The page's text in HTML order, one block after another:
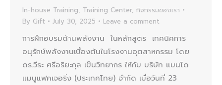
In-house Training, Training Center, กิจกรรมของเรา
By Gift July 30, 2025 Leave a comment
การฝึกอบรมด้านพลังงาน ในหลักสูตร เทคนิคการ
อนุรักษ์พลังงานเบื้องต้นในโรงงานอุตสาหกรรม โดย
ดร.วีระ ศรีอริยะกุล เป็นวิทยากร ให้กับ บริษัท แบนโด
แมนูแฟคเจอริ่ง (ประเทศไทย) จำกัด เมื่อวันที่ 23